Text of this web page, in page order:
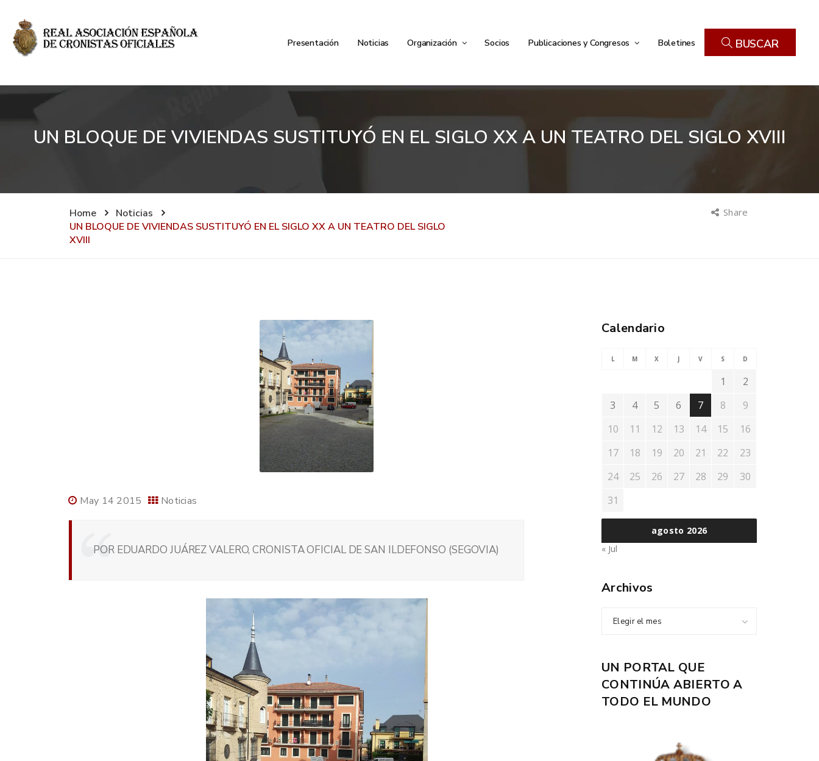
Presentación Noticias Organización Socios Publicaciones y Congresos Boletines BUSCAR
UN BLOQUE DE VIVIENDAS SUSTITUYÓ EN EL SIGLO XX A UN TEATRO DEL SIGLO XVIII
Home
Noticias
UN BLOQUE DE VIVIENDAS SUSTITUYÓ EN EL SIGLO XX A UN TEATRO DEL SIGLO
XVIII
Share
May 14 2015 Noticias
POR EDUARDO JUÁREZ VALERO, CRONISTA OFICIAL DE SAN ILDEFONSO (SEGOVIA)
Calendario
agosto 2026
L M X J V S D
1
2
3
4 5 6 7 8
9
10
11 12 13 14 15
16
17
18 19 20 21 22
23
24
25 26 27 28 29
30
31
« Jul
Archivos
Elegir el mes
UN PORTAL QUE
CONTINÚA ABIERTO A
TODO EL MUNDO